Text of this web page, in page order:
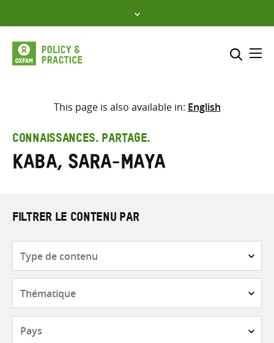
to
content
Sélectionner l’emplacement
Saisir
les
termes
This page is also available in: English
CONNAISSANCES. PARTAGE.
Kaba, Sara-Maya
FILTRER LE CONTENU PAR
contenu